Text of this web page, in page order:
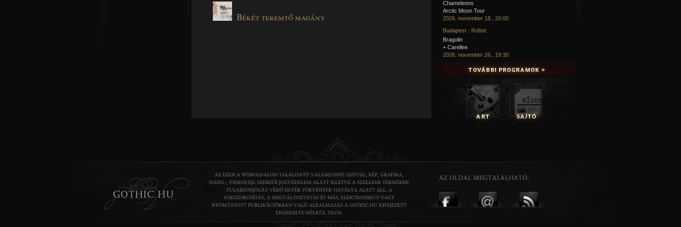
Békét teremtő magány
Chameleons
Arctic Moon Tour
2026. november 18., 20:00
Budapest - Robot
Bragolin
+ Carellee
2026. november 26., 19:30